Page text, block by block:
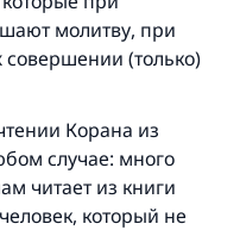
молитву, при
(только)
Корана из
случае: много
читает из книги
который не